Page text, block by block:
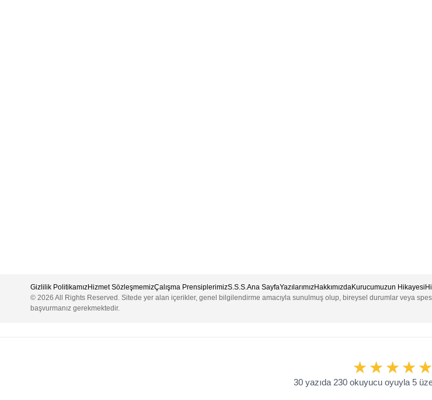
Gizlilik PolitikamızHizmet SözleşmemizÇalışma PrensiplerimizS.S.S. Ana SayfaYazılarımızHakkımızdaKurucumuzun Hikayesi
© 2026 All Rights Reserved. Sitede yer alan içerikler, genel bilgilendirme amacıyla sunulmuş olup, bireysel durumlar veya
başvurmanız gerekmektedir.
30 yazıda 230 okuyucu oyuyla 5